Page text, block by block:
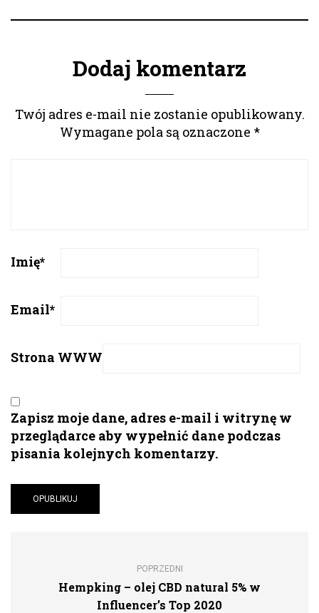
Dodaj komentarz
Twój adres e-mail nie zostanie opublikowany.
Wymagane pola są oznaczone *
Imię*
Email*
Strona WWW
Zapisz moje dane, adres e-mail i witrynę w
przeglądarce aby wypełnić dane podczas
pisania kolejnych komentarzy.
POPRZEDNI
Hempking – olej CBD natural 5% w
Influencer’s Top 2020